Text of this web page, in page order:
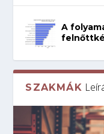
A
SZAKMÁK